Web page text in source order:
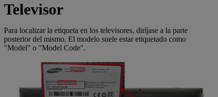
Televisor
Para localizar la etiqueta en los televisores, diríjase a la parte
posterior del mismo. El modelo suele estar etiquetado como
"Model" o "Model Code".